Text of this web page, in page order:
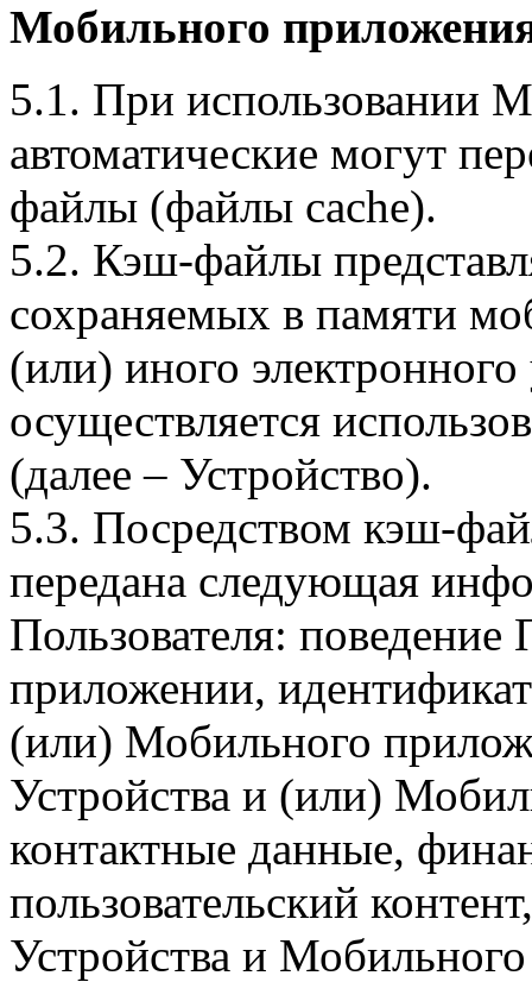
Мобильного
5.1. При использовании
автоматические могут
файлы (файлы cache).
5.2. Кэш-файлы
сохраняемых в памяти
(или) иного электронного
осуществляется
(далее – Устройство).
5.3. Посредством кэш-
передана следующая
Пользователя:
приложении,
(или) Мобильного
Устройства и (или)
контактные данные,
пользовательский
Устройства и